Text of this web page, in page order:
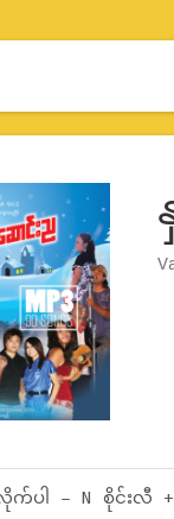
ပါ – N စိုင်းလီ